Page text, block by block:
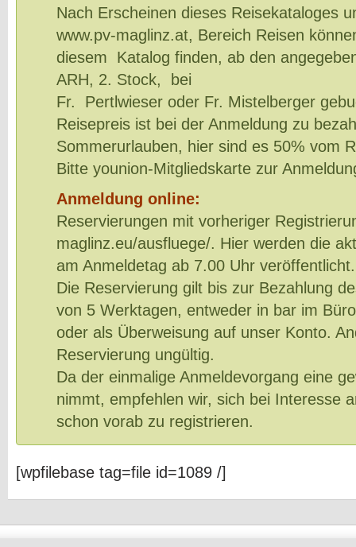
Nach Erscheinen dieses Reisekataloges
www.pv-maglinz.at, Bereich Reisen
diesem Katalog finden, ab den
ARH, 2. Stock, bei
Fr. Pertlwieser oder Fr. Mistelberger
Reisepreis ist bei der Anmeldung zu
Sommerurlauben, hier sind es 50% vom
Bitte younion-Mitgliedskarte zur
Anmeldung online:
Reservierungen mit vorheriger
maglinz.eu/ausfluege/. Hier werden die
am Anmeldetag ab 7.00 Uhr veröffentlicht.
Die Reservierung gilt bis zur Bezahlung
von 5 Werktagen, entweder in bar im
oder als Überweisung auf unser Konto.
Reservierung ungültig.
Da der einmalige Anmeldevorgang eine
nimmt, empfehlen wir, sich bei Interesse
schon vorab zu registrieren.
[wpfilebase tag=file id=1089 /]